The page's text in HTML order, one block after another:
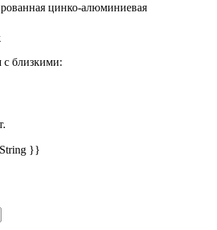
цинко-алюминиевая
с близкими:
}}